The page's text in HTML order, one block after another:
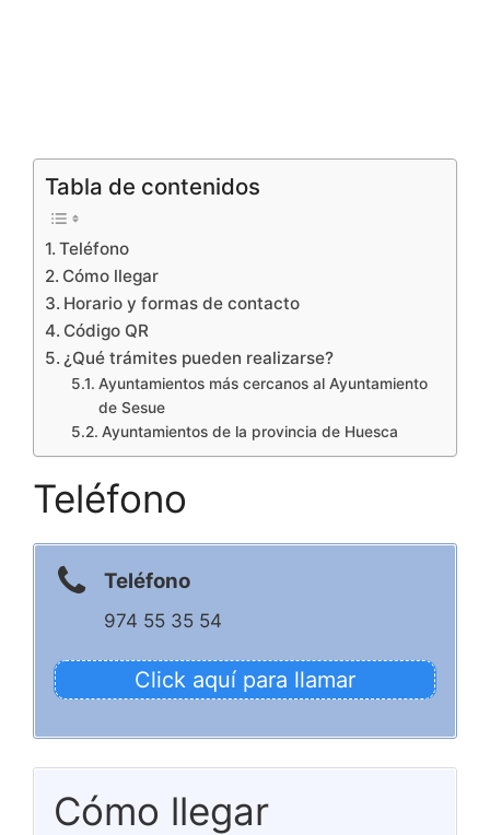
Tabla de contenidos
Teléfono
Cómo llegar
Horario y formas de contacto
Código QR
¿Qué trámites pueden realizarse?
Ayuntamientos más cercanos al Ayuntamiento
de Sesue
Ayuntamientos de la provincia de Huesca
Teléfono
Teléfono
974 55 35 54
Click aquí para llamar
Cómo llegar